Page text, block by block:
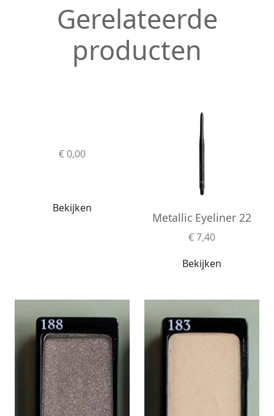
Gerelateerde
producten
€ 0,00
Bekijken
Metallic Eyeliner 22
€ 7,40
Bekijken